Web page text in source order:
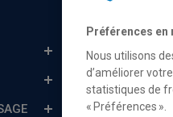
Préférences
Nous utilisons
d’améliorer
statistiques de
« Préférences ».